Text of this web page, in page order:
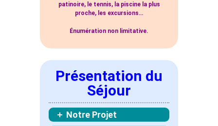
patinoire, le tennis, la piscine la plus
proche, les excursions…
Énumération non limitative.
Présentation du
Séjour
Notre Projet